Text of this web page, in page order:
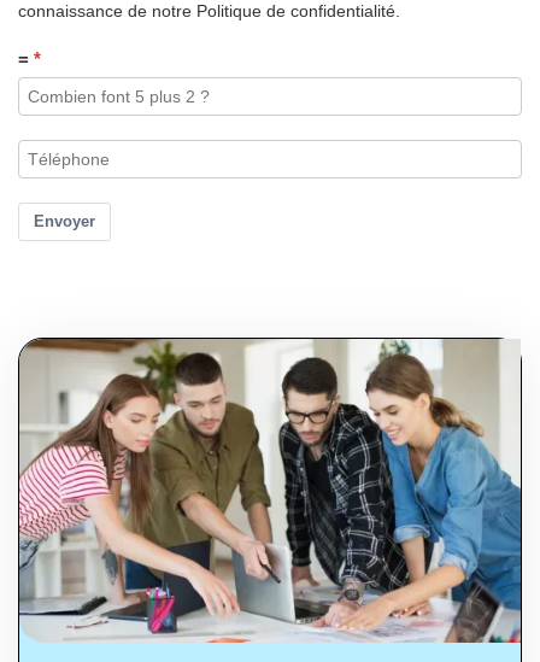
connaissance de notre Politique de confidentialité.
=
Envoyer